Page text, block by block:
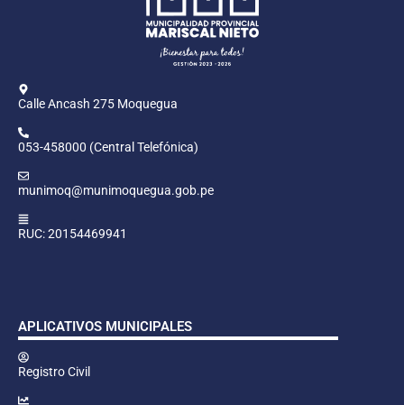
Calle Ancash 275 Moquegua
053-458000 (Central Telefónica)
munimoq@munimoquegua.gob.pe
RUC: 20154469941
APLICATIVOS MUNICIPALES
Registro Civil